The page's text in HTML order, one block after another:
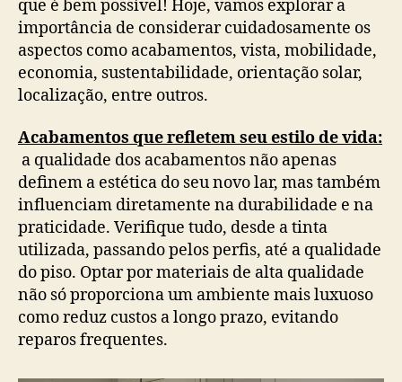
que é bem possível! Hoje, vamos explorar a
importância de considerar cuidadosamente os
aspectos como acabamentos, vista, mobilidade,
economia, sustentabilidade, orientação solar,
localização, entre outros.
Acabamentos que refletem seu estilo de vida:
a qualidade dos acabamentos não apenas
definem a estética do seu novo lar, mas também
influenciam diretamente na durabilidade e na
praticidade. Verifique tudo, desde a tinta
utilizada, passando pelos perfis, até a qualidade
do piso. Optar por materiais de alta qualidade
não só proporciona um ambiente mais luxuoso
como reduz custos a longo prazo, evitando
reparos frequentes.